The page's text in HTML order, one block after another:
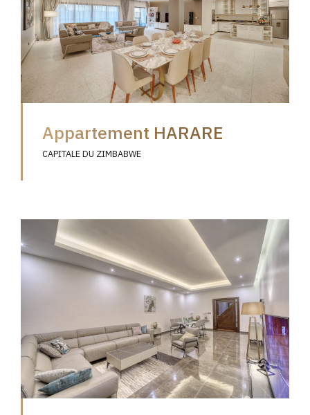
Appartement HARARE
CAPITALE DU ZIMBABWE